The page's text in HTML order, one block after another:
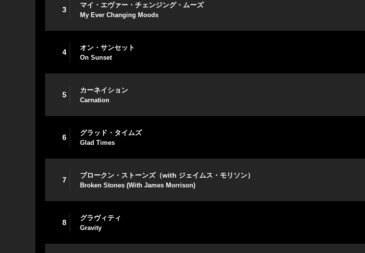
3
マイ・エヴァー・チェンジング・ムーズ
My Ever Changing Moods
4
オン・サンセット
On Sunset
5
カーネイション
Carnation
6
グラッド・タイムズ
Glad Times
7
ブロークン・ストーンズ（with ジェイムス・モリソン）
Broken Stones (With James Morrison)
8
グラヴィティ
Gravity